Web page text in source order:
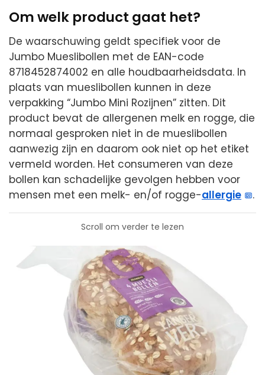
Om welk product gaat het?
De waarschuwing geldt specifiek voor de
Jumbo Mueslibollen met de EAN-code
8718452874002 en alle houdbaarheidsdata. In
plaats van mueslibollen kunnen in deze
verpakking “Jumbo Mini Rozijnen” zitten. Dit
product bevat de allergenen melk en rogge, die
normaal gesproken niet in de mueslibollen
aanwezig zijn en daarom ook niet op het etiket
vermeld worden. Het consumeren van deze
bollen kan schadelijke gevolgen hebben voor
mensen met een melk- en/of rogge-allergie .
Scroll om verder te lezen